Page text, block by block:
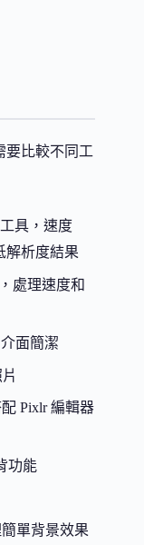
要比較不同工
具，速度
解析度結果
處理速度和
面簡潔
Pixlr 編輯器
功能
單背景效果